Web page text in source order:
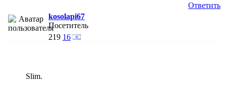
Ответить
kosolapi67
Посетитель
219 16
Slim.